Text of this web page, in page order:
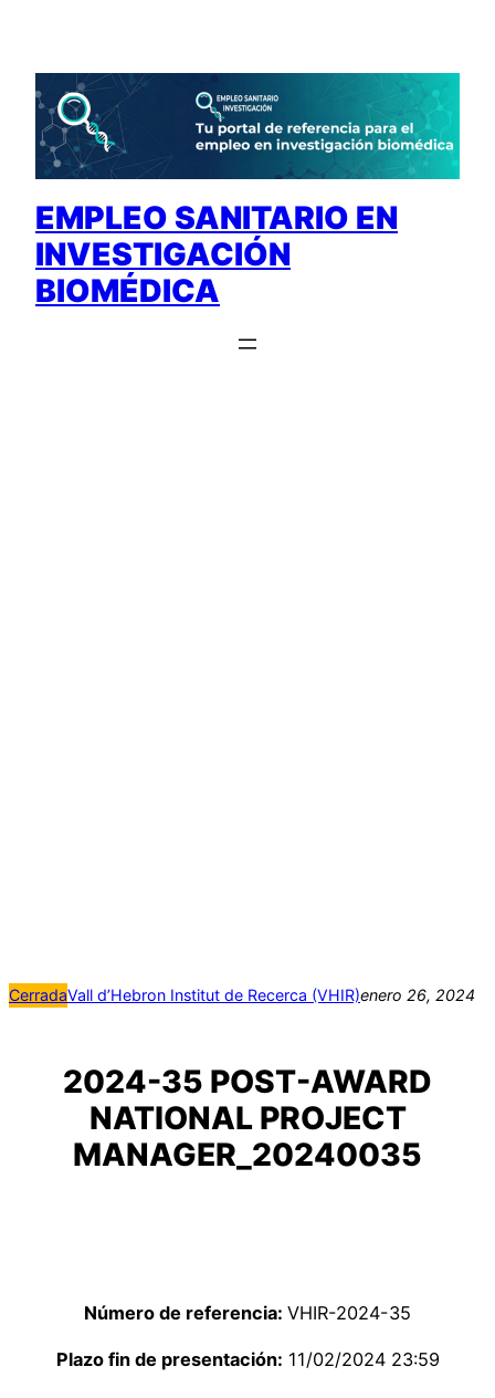
contenido
EMPLEO SANITARIO EN
INVESTIGACIÓN
BIOMÉDICA
CerradaVall d’Hebron Institut de Recerca (VHIR)enero 26, 2024
2024-35 POST-AWARD
NATIONAL PROJECT
MANAGER_20240035
Número de referencia: VHIR-2024-35
Plazo fin de presentación: 11/02/2024 23:59